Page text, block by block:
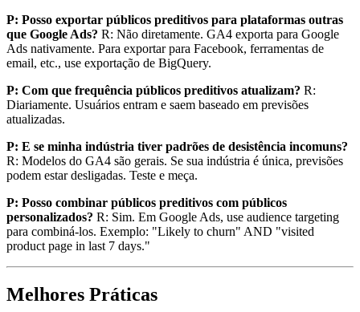
P: Posso exportar públicos preditivos para plataformas outras
que Google Ads? R: Não diretamente. GA4 exporta para Google
Ads nativamente. Para exportar para Facebook, ferramentas de
email, etc., use exportação de BigQuery.
P: Com que frequência públicos preditivos atualizam? R:
Diariamente. Usuários entram e saem baseado em previsões
atualizadas.
P: E se minha indústria tiver padrões de desistência incomuns?
R: Modelos do GA4 são gerais. Se sua indústria é única, previsões
podem estar desligadas. Teste e meça.
P: Posso combinar públicos preditivos com públicos
personalizados? R: Sim. Em Google Ads, use audience targeting
para combiná-los. Exemplo: "Likely to churn" AND "visited
product page in last 7 days."
Melhores Práticas